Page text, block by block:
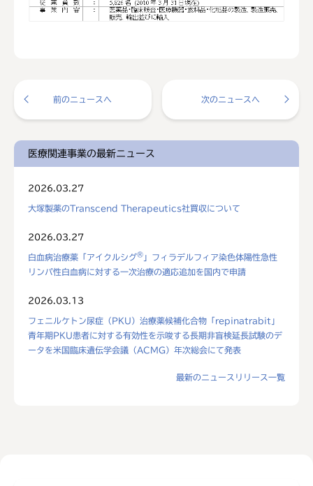
前のニュースへ 次のニュースへ
医療関連事業の最新ニュース
2026.03.27
大塚製薬のTranscend Therapeutics社買収について
2026.03.27
白血病治療薬「アイクルシグ® 」フィラデルフィア染色体陽性急性
リンパ性白血病に対する一次治療の適応追加を国内で申請
2026.03.13
フェニルケトン尿症（PKU）治療薬候補化合物「repinatrabit」
青年期PKU患者に対する有効性を示唆する長期非盲検延長試験のデ
ータを米国臨床遺伝学会議（ACMG）年次総会にて発表
最新のニュースリリース一覧